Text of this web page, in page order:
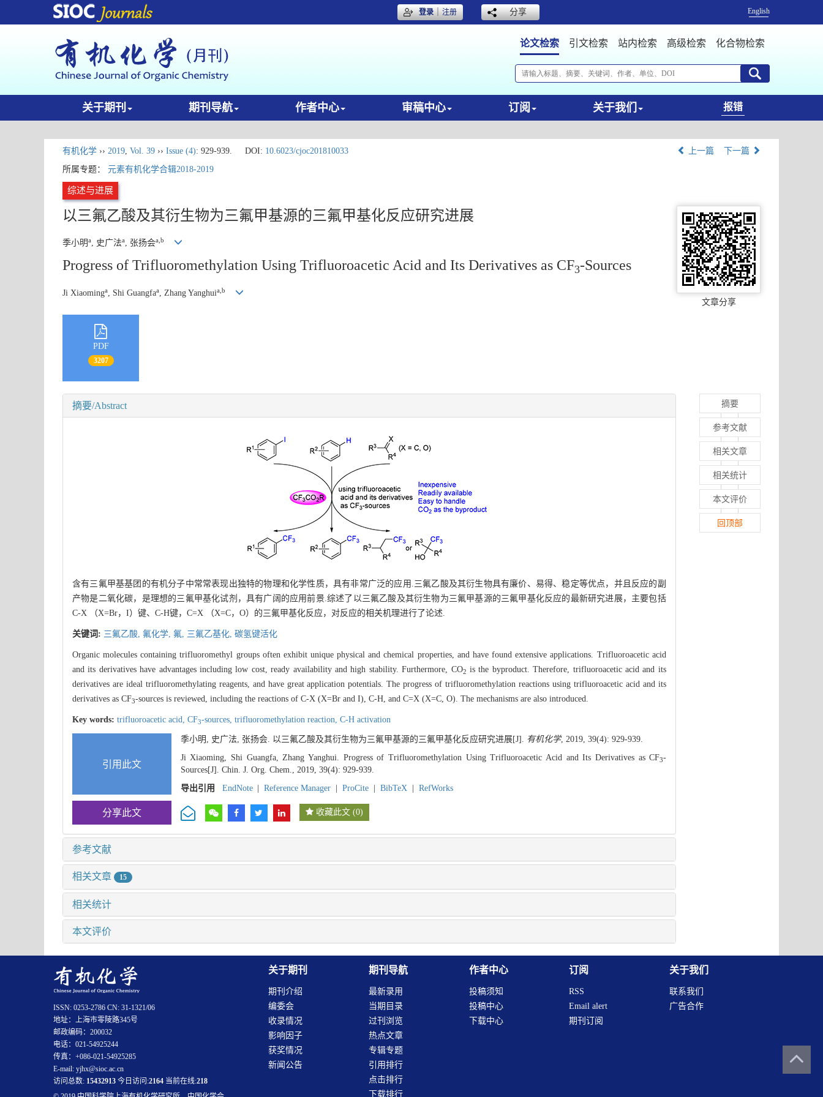
登录｜注册 分享 English
论文检索 引文检索 站内检索 高级检索 化合物检索
关于期刊 期刊导航 作者中心 审稿中心 订阅 关于我们 报错
有机化学 ›› 2019, Vol. 39 ›› Issue (4): 929-939. DOI: 10.6023/cjoc201810033 上一篇
下一篇
所属专题： 元素有机化学合辑2018-2019
综述与进展
以三氟乙酸及其衍生物为三氟甲基源的三氟甲基化反应研究进展
季小明a, 史广法a, 张扬会a,b
Progress of Trifluoromethylation Using Trifluoroacetic Acid and Its Derivatives as CF3-Sources
Ji Xiaominga , Shi Guangfaa , Zhang Yanghuia,b
文章分享
PDF
3207
摘要/Abstract
含有三氟甲基基团的有机分子中常常表现出独特的物理和化学性质，具有非常广泛的应用.三氟乙酸及其衍生物具有廉价、易得、稳定等优点，并且反应的副
产物是二氧化碳，是理想的三氟甲基化试剂，具有广阔的应用前景.综述了以三氟乙酸及其衍生物为三氟甲基源的三氟甲基化反应的最新研究进展，主要包括
C-X （X=Br，I）键、C-H键，C=X （X=C，O）的三氟甲基化反应，对反应的相关机理进行了论述.
关键词: 三氟乙酸, 氟化学, 氟, 三氟乙基化, 碳氢键活化
Organic molecules containing trifluoromethyl groups often exhibit unique physical and chemical properties, and have found extensive applications. Trifluoroacetic acid
and its derivatives have advantages including low cost, ready availability and high stability. Furthermore, CO2 is the byproduct. Therefore, trifluoroacetic acid and its
derivatives are ideal trifluoromethylating reagents, and have great application potentials. The progress of trifluoromethylation reactions using trifluoroacetic acid and its
derivatives as CF3-sources is reviewed, including the reactions of C-X (X=Br and I), C-H, and C=X (X=C, O). The mechanisms are also introduced.
Key words: trifluoroacetic acid, CF3-sources, trifluoromethylation reaction, C-H activation
引用此文
季小明, 史广法, 张扬会. 以三氟乙酸及其衍生物为三氟甲基源的三氟甲基化反应研究进展[J]. 有机化学, 2019, 39(4): 929-939.
Ji Xiaoming, Shi Guangfa, Zhang Yanghui. Progress of Trifluoromethylation Using Trifluoroacetic Acid and Its Derivatives as CF3-
Sources[J]. Chin. J. Org. Chem., 2019, 39(4): 929-939.
导出引用
EndNote Reference Manager ProCite BibTeX RefWorks
分享此文 收藏此文 (0)
参考文献
相关文章 15
相关统计
本文评价
摘要
参考文献
相关文章
相关统计
本文评价
回顶部
关于期刊
期刊介绍
编委会
收录情况
影响因子
获奖情况
新闻公告
期刊导航
最新录用
当期目录
过刊浏览
热点文章
专辑专题
引用排行
点击排行
下载排行
作者中心
投稿须知
投稿中心
下载中心
订阅
RSS
Email alert
期刊订阅
关于我们
联系我们
广告合作
ISSN: 0253-2786 CN: 31-1321/06
地址：上海市零陵路345号
邮政编码：200032
电话：021-54925244
传真：+086-021-54925285
E-mail: yjhx@sioc.ac.cn
访问总数: 15432913 今日访问:2164 当前在线:218